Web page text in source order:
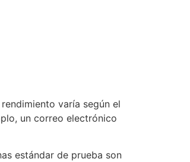
varía según el
un correo electrónico
estándar de prueba son